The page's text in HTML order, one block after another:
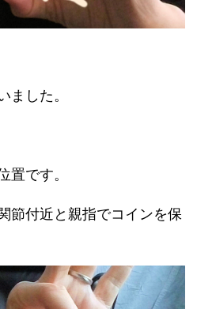
ました。
置です。
節付近と親指でコインを保